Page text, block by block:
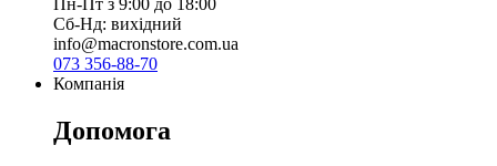
Пн-Пт з 9:00 до 18:00
Сб-Нд: вихідний
info@macronstore.com.ua
073 356-88-70
Компанія
Допомога